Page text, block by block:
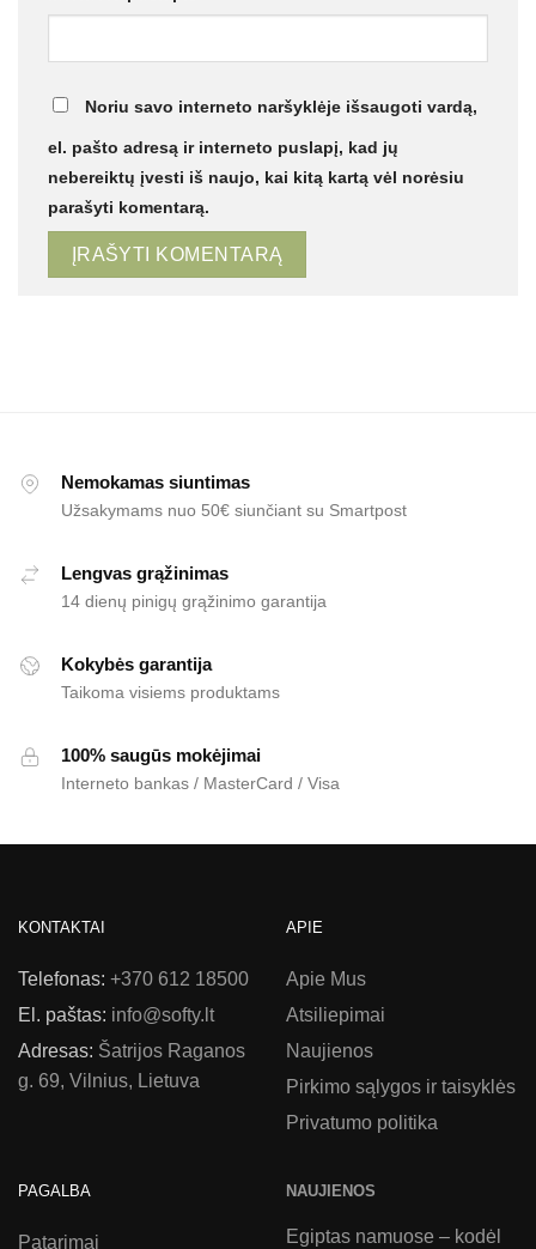
Noriu savo interneto naršyklėje išsaugoti vardą,
el. pašto adresą ir interneto puslapį, kad jų
nebereiktų įvesti iš naujo, kai kitą kartą vėl norėsiu
parašyti komentarą.
Nemokamas siuntimas
Užsakymams nuo 50€ siunčiant su Smartpost
Lengvas grąžinimas
14 dienų pinigų grąžinimo garantija
Kokybės garantija
Taikoma visiems produktams
100% saugūs mokėjimai
Interneto bankas / MasterCard / Visa
KONTAKTAI
Telefonas: +370 612 18500
El. paštas: info@softy.lt
Adresas: Šatrijos Raganos
g. 69, Vilnius, Lietuva
APIE
Apie Mus
Atsiliepimai
Naujienos
Pirkimo sąlygos ir taisyklės
Privatumo politika
PAGALBA
Patarimai
NAUJIENOS
Egiptas namuose – kodėl